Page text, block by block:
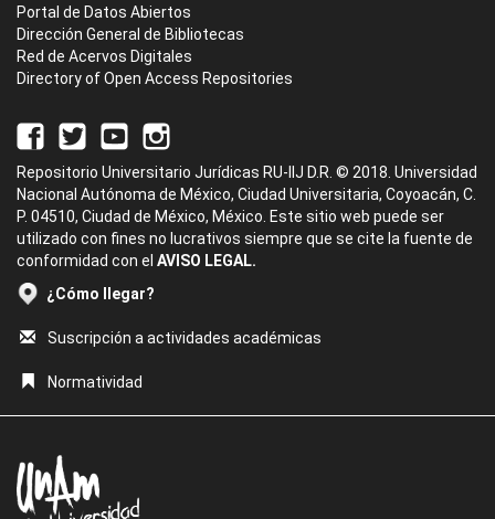
Portal de Datos Abiertos
Dirección General de Bibliotecas
Red de Acervos Digitales
Directory of Open Access Repositories
Repositorio Universitario Jurídicas RU-IIJ D.R. © 2018. Universidad
Nacional Autónoma de México, Ciudad Universitaria, Coyoacán, C.
P. 04510, Ciudad de México, México. Este sitio web puede ser
utilizado con fines no lucrativos siempre que se cite la fuente de
conformidad con el AVISO LEGAL.
¿Cómo llegar?
Suscripción a actividades académicas
Normatividad